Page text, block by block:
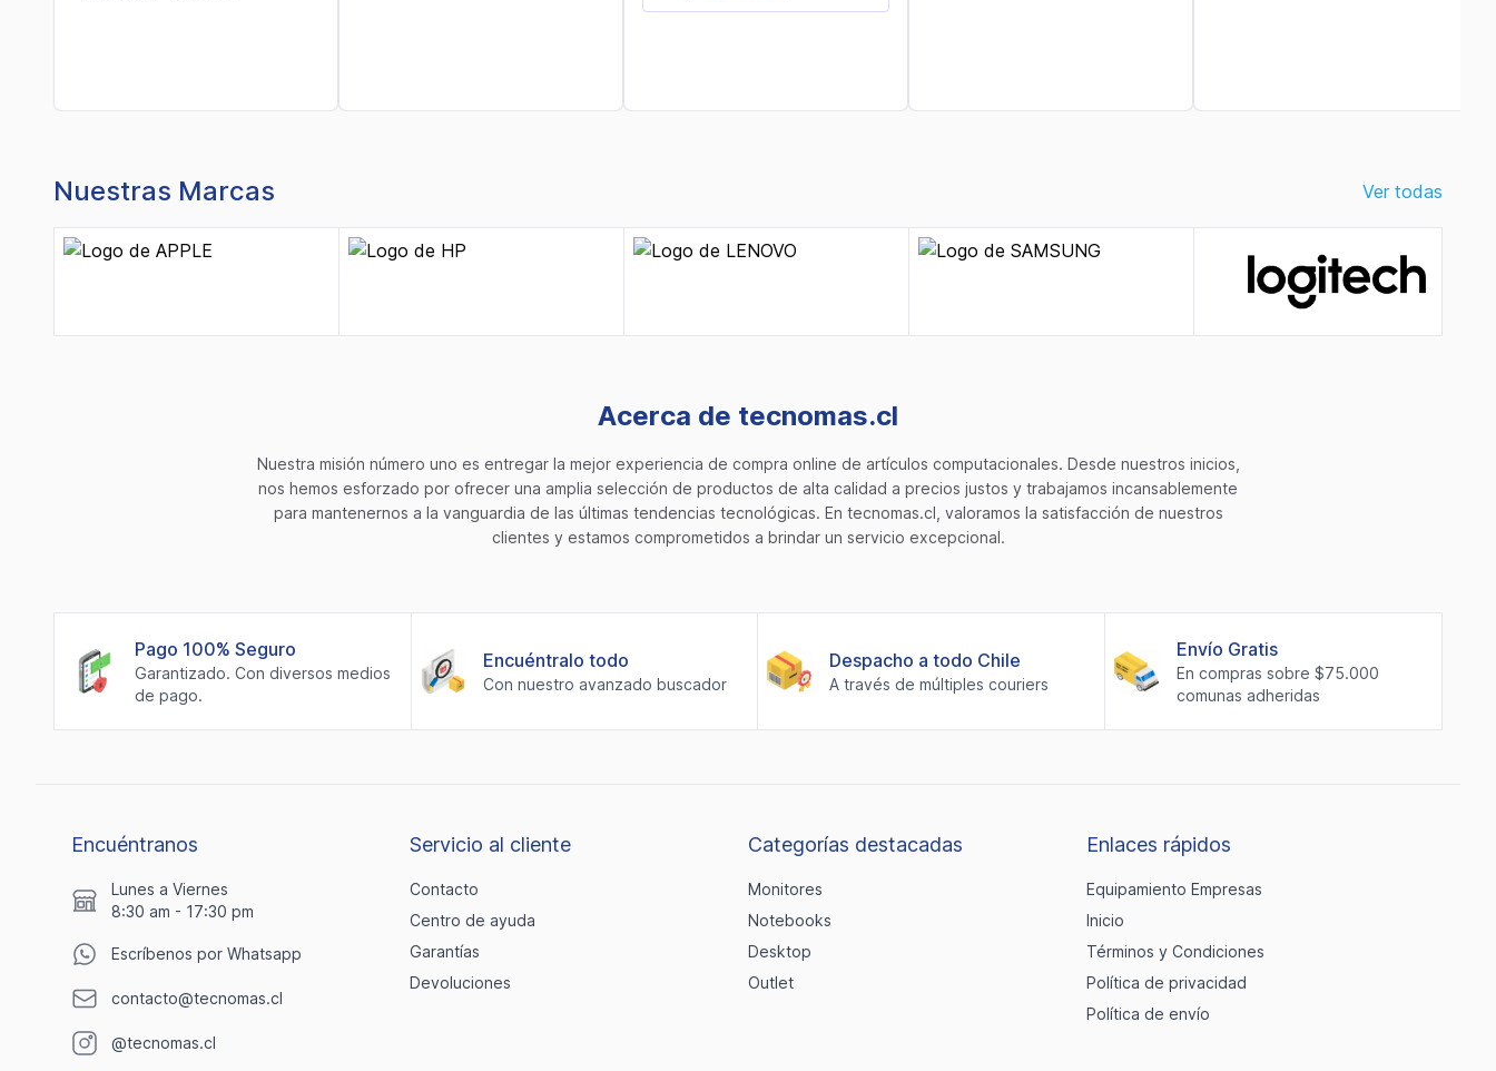
Nuestras Marcas Ver todas
Acerca de tecnomas.cl
Nuestra misión número uno es entregar la mejor experiencia de compra online de artículos computacionales. Desde nuestros inicios,
nos hemos esforzado por ofrecer una amplia selección de productos de alta calidad a precios justos y trabajamos incansablemente
para mantenernos a la vanguardia de las últimas tendencias tecnológicas. En tecnomas.cl, valoramos la satisfacción de nuestros
clientes y estamos comprometidos a brindar un servicio excepcional.
Pago 100% Seguro
Garantizado. Con diversos medios
de pago.
Encuéntralo todo
Con nuestro avanzado buscador
Despacho a todo Chile
A través de múltiples couriers
Envío Gratis
En compras sobre $75.000
comunas adheridas
Encuéntranos
Lunes a Viernes
8:30 am - 17:30 pm
Escríbenos por Whatsapp
contacto@tecnomas.cl
@tecnomas.cl
Servicio al cliente
Contacto
Centro de ayuda
Garantías
Devoluciones
Categorías destacadas
Monitores
Notebooks
Desktop
Outlet
Enlaces rápidos
Equipamiento Empresas
Inicio
Términos y Condiciones
Política de privacidad
Política de envío